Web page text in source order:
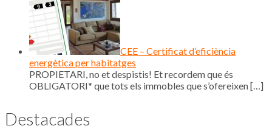
CEE – Certificat d’eficiència
energètica per habitatges
PROPIETARI, no et despistis! Et recordem que és
OBLIGATORI* que tots els immobles que s’ofereixen[…]
Destacades